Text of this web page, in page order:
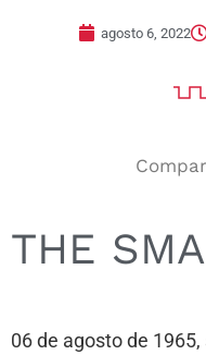
agosto 6, 2022
THE
06 de agosto de